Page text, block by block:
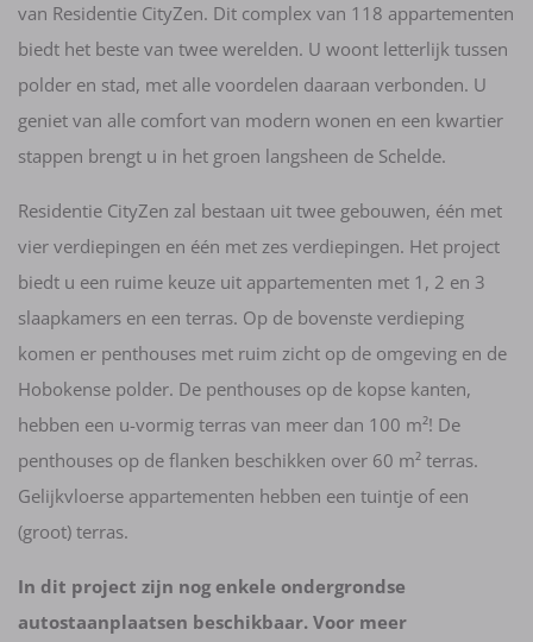
van Residentie CityZen. Dit complex van 118 appartementen
biedt het beste van twee werelden. U woont letterlijk tussen
polder en stad, met alle voordelen daaraan verbonden. U
geniet van alle comfort van modern wonen en een kwartier
stappen brengt u in het groen langsheen de Schelde.
Residentie CityZen zal bestaan uit twee gebouwen, één met
vier verdiepingen en één met zes verdiepingen. Het project
biedt u een ruime keuze uit appartementen met 1, 2 en 3
slaapkamers en een terras. Op de bovenste verdieping
komen er penthouses met ruim zicht op de omgeving en de
Hobokense polder. De penthouses op de kopse kanten,
hebben een u-vormig terras van meer dan 100 m²! De
penthouses op de flanken beschikken over 60 m² terras.
Gelijkvloerse appartementen hebben een tuintje of een
(groot) terras.
In dit project zijn nog enkele ondergrondse
autostaanplaatsen beschikbaar. Voor meer